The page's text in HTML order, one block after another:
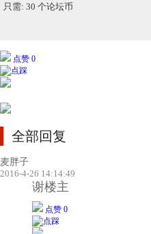
只需: 30 个论坛币
点赞 0
全部回复
麦胖子
2016-4-26 14:14:49
谢楼主
点赞 0